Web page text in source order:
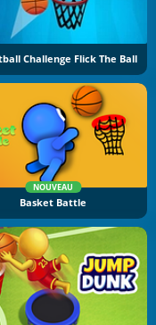
Challenge Flick The Ball
NOUVEAU
Basket Battle